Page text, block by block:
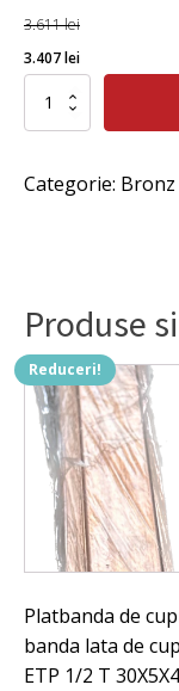
3.611lei
Prețul
inițial
a
3.611 lei.
3.407leiPrețul
este:
Cantitate
MM
Categorie:
Produse
Reduceri!
Platbanda de
banda lata de
ETP 1/2 T